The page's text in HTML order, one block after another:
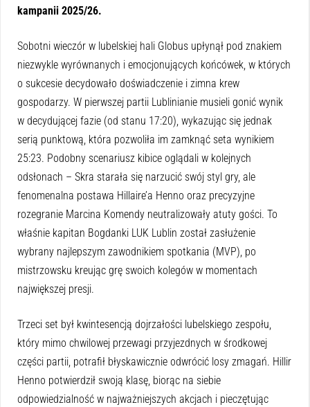
kampanii 2025/26.
Sobotni wieczór w lubelskiej hali Globus upłynął pod znakiem
niezwykle wyrównanych i emocjonujących końcówek, w których
o sukcesie decydowało doświadczenie i zimna krew
gospodarzy. W pierwszej partii Lublinianie musieli gonić wynik
w decydującej fazie (od stanu 17:20), wykazując się jednak
serią punktową, która pozwoliła im zamknąć seta wynikiem
25:23. Podobny scenariusz kibice oglądali w kolejnych
odsłonach – Skra starała się narzucić swój styl gry, ale
fenomenalna postawa Hillaire’a Henno oraz precyzyjne
rozegranie Marcina Komendy neutralizowały atuty gości. To
właśnie kapitan Bogdanki LUK Lublin został zasłużenie
wybrany najlepszym zawodnikiem spotkania (MVP), po
mistrzowsku kreując grę swoich kolegów w momentach
największej presji.
Trzeci set był kwintesencją dojrzałości lubelskiego zespołu,
który mimo chwilowej przewagi przyjezdnych w środkowej
części partii, potrafił błyskawicznie odwrócić losy zmagań. Hillir
Henno potwierdził swoją klasę, biorąc na siebie
odpowiedzialność w najważniejszych akcjach i pieczętując